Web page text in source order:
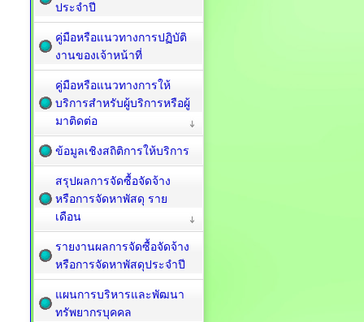
ประจำปี
คู่มือหรือแนวทางการปฏิบัติ
งานของเจ้าหน้าที่
คู่มือหรือแนวทางการให้
บริการสำหรับผู้บริการหรือผู้
มาติดต่อ
ข้อมูลเชิงสถิติการให้บริการ
สรุปผลการจัดซื้อจัดจ้าง
หรือการจัดหาพัสดุ ราย
เดือน
รายงานผลการจัดซื้อจัดจ้าง
หรือการจัดหาพัสดุประจำปี
แผนการบริหารและพัฒนา
ทรัพยากรบุคคล